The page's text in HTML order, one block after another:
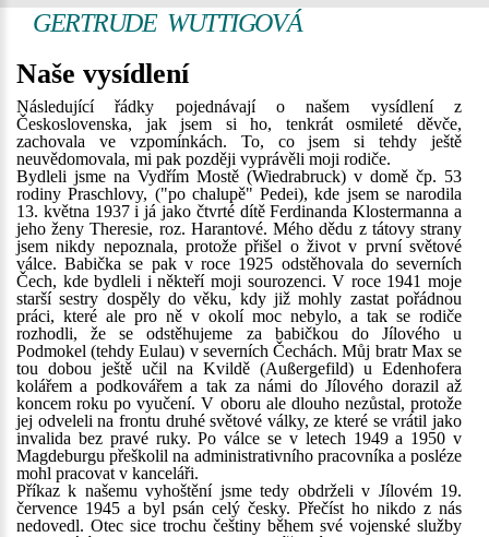
GERTRUDE WUTTIGOVÁ
Naše vysídlení
Následující řádky pojednávají o našem vysídlení z
Československa, jak jsem si ho, tenkrát osmileté děvče,
zachovala ve vzpomínkách. To, co jsem si tehdy ještě
neuvědomovala, mi pak později vyprávěli moji rodiče.
Bydleli jsme na Vydřím Mostě (Wiedrabruck) v domě čp. 53
rodiny Praschlovy, ("po chalupě" Pedei), kde jsem se narodila
13. května 1937 i já jako čtvrté dítě Ferdinanda Klostermanna a
jeho ženy Theresie, roz. Harantové. Mého dědu z tátovy strany
jsem nikdy nepoznala, protože přišel o život v první světové
válce. Babička se pak v roce 1925 odstěhovala do severních
Čech, kde bydleli i někteří moji sourozenci. V roce 1941 moje
starší sestry dospěly do věku, kdy již mohly zastat pořádnou
práci, které ale pro ně v okolí moc nebylo, a tak se rodiče
rozhodli, že se odstěhujeme za babičkou do Jílového u
Podmokel (tehdy Eulau) v severních Čechách. Můj bratr Max se
tou dobou ještě učil na Kvildě (Außergefild) u Edenhofera
kolářem a podkovářem a tak za námi do Jílového dorazil až
koncem roku po vyučení. V oboru ale dlouho nezůstal, protože
jej odveleli na frontu druhé světové války, ze které se vrátil jako
invalida bez pravé ruky. Po válce se v letech 1949 a 1950 v
Magdeburgu přeškolil na administrativního pracovníka a posléze
mohl pracovat v kanceláři.
Příkaz k našemu vyhoštění jsme tedy obdrželi v Jílovém 19.
července 1945 a byl psán celý česky. Přečíst ho nikdo z nás
nedovedl. Otec sice trochu češtiny během své vojenské služby